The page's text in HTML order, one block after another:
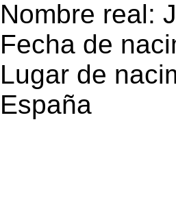
Nombre real:
Fecha de
Lugar de
España